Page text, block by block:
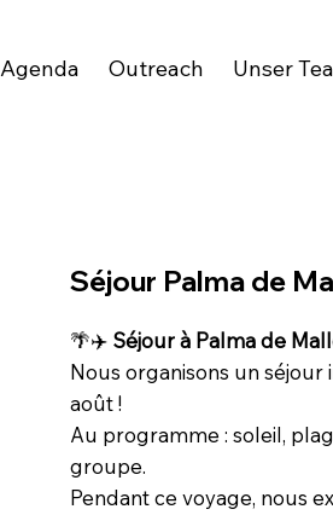
Agenda Outreach Unser
Séjour Palma de
🌴✈️ Séjour à Palma de
Nous organisons un séjour
août !
Au programme : soleil,
groupe.
Pendant ce voyage, nous